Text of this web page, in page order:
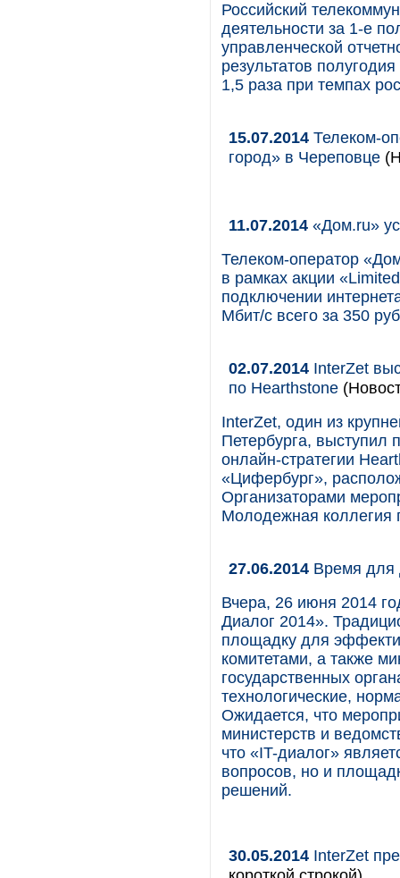
Российский
деятельности за 1-е
управленческой
результатов
1,5 раза при темпах
15.07.2014 Телеком-
город» в Череповце
11.07.2014 «Дом.ru»
Телеком-оператор
в рамках акции
подключении
Мбит/с всего за 350
02.07.2014 InterZet
по Hearthstone
InterZet, один из
Петербурга, выступил
онлайн-стратегии
«Цифербург»,
Организаторами
Молодежная коллегия
27.06.2014 Время для
Вчера, 26 июня 2014
Диалог 2014».
площадку для
комитетами, а также
государственных
технологические,
Ожидается, что
министерств и
что «IT-диалог»
вопросов, но и
решений.
30.05.2014 InterZet